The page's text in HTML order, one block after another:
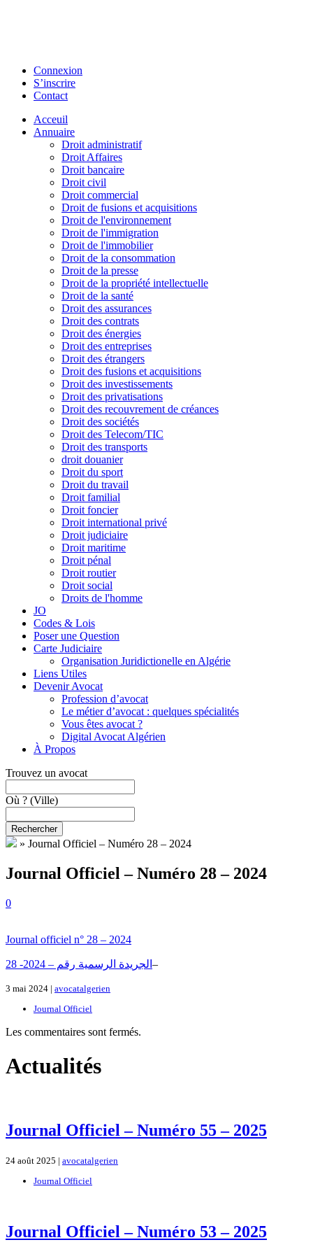
Connexion
S’inscrire
Contact
Acceuil
Annuaire
Droit administratif
Droit Affaires
Droit bancaire
Droit civil
Droit commercial
Droit de fusions et acquisitions
Droit de l'environnement
Droit de l'immigration
Droit de l'immobilier
Droit de la consommation
Droit de la presse
Droit de la propriété intellectuelle
Droit de la santé
Droit des assurances
Droit des contrats
Droit des énergies
Droit des entreprises
Droit des étrangers
Droit des fusions et acquisitions
Droit des investissements
Droit des privatisations
Droit des recouvrement de créances
Droit des sociétés
Droit des Telecom/TIC
Droit des transports
droit douanier
Droit du sport
Droit du travail
Droit familial
Droit foncier
Droit international privé
Droit judiciaire
Droit maritime
Droit pénal
Droit routier
Droit social
Droits de l'homme
JO
Codes & Lois
Poser une Question
Carte Judiciaire
Organisation Juridictionelle en Algérie
Liens Utiles
Devenir Avocat
Profession d’avocat
Le métier d’avocat : quelques spécialités
Vous êtes avocat ?
Digital Avocat Algérien
À Propos
Trouvez un avocat
Où ? (Ville)
Rechercher
» Journal Officiel – Numéro 28 – 2024
Journal Officiel – Numéro 28 – 2024
0
Journal officiel n° 28 – 2024
2الجريدة الرسمية رقم – 2024- 8 –
3 mai 2024 | avocatalgerien
Journal Officiel
Les commentaires sont fermés.
Actualités
Journal Officiel – Numéro 55 – 2025
24 août 2025 | avocatalgerien
Journal Officiel
Journal Officiel – Numéro 53 – 2025